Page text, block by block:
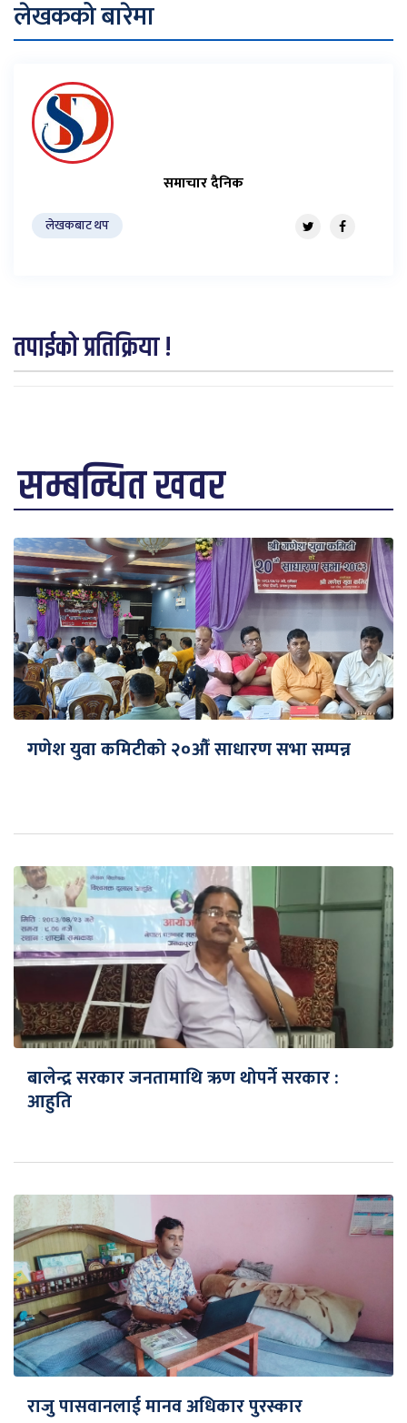
लेखकको बारेमा
समाचार दैनिक
लेखकबाट थप
तपाईको प्रतिक्रिया !
सम्बन्धित खवर
गणेश युवा कमिटीको २०औँ साधारण सभा सम्पन्न
बालेन्द्र सरकार जनतामाथि ऋण थोपर्ने सरकार :
आहुति
राजु पासवानलाई मानव अधिकार पुरस्कार